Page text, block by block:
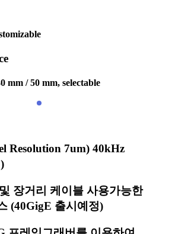
mm / 50 mm, selectable
Resolution 7um) 40kHz
장거리 케이블 사용가능한
(40GigE 출시예정)